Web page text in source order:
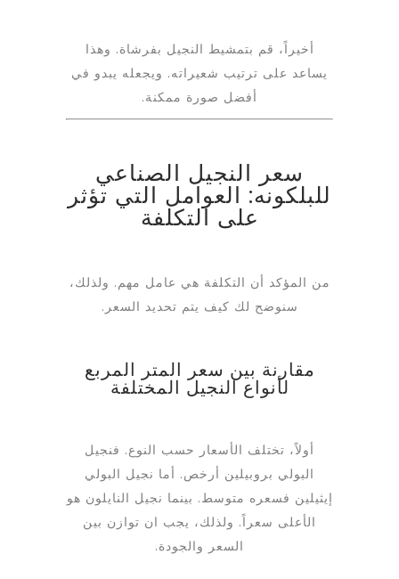
أخيراً، قم بتمشيط النجيل بفرشاة. وهذا
يساعد على ترتيب شعيراته. ويجعله يبدو في
أفضل صورة ممكنة.
سعر النجيل الصناعي
للبلكونه: العوامل التي تؤثر
على التكلفة
من المؤكد أن التكلفة هي عامل مهم. ولذلك،
سنوضح لك كيف يتم تحديد السعر.
مقارنة بين سعر المتر المربع
لأنواع النجيل المختلفة
أولاً، تختلف الأسعار حسب النوع. فنجيل
البولي بروبيلين أرخص. أما نجيل البولي
إيثيلين فسعره متوسط. بينما نجيل النايلون هو
الأعلى سعراً. ولذلك، يجب ان توازن بين
السعر والجودة.